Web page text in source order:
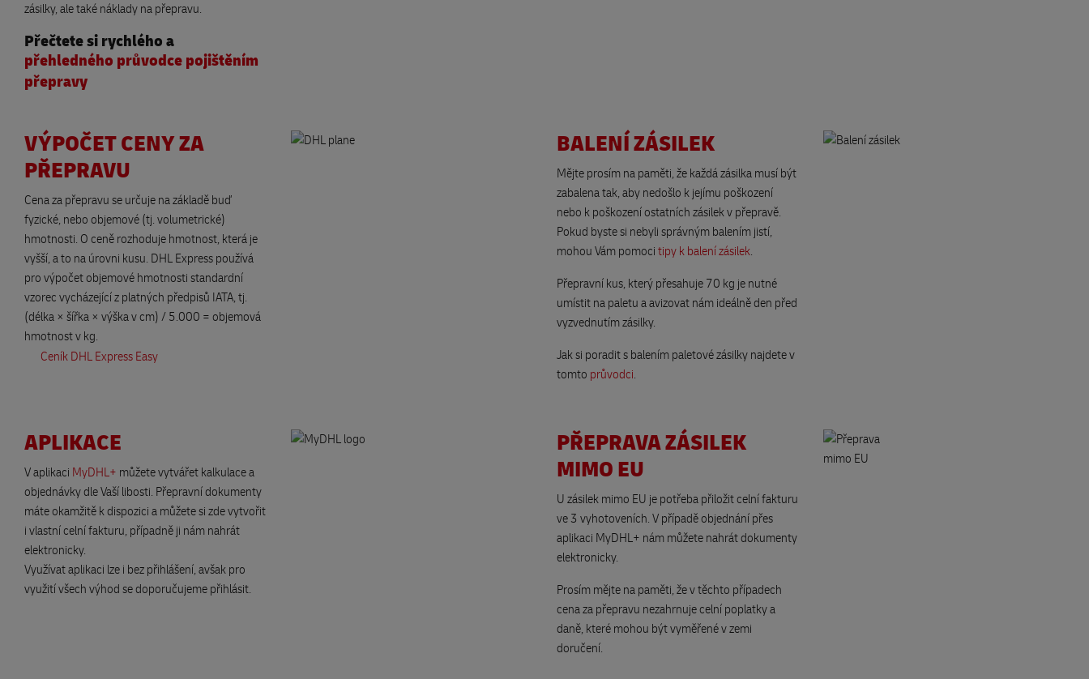
zásilky, ale také náklady na přepravu.
Přečtete si rychlého a
přehledného průvodce pojištěním
přepravy
VÝPOČET CENY ZA
PŘEPRAVU
Cena za přepravu se určuje na základě buď
fyzické, nebo objemové (tj. volumetrické)
hmotnosti. O ceně rozhoduje hmotnost, která je
vyšší, a to na úrovni kusu. DHL Express používá
pro výpočet objemové hmotnosti standardní
vzorec vycházející z platných předpisů IATA, tj.
(délka × šířka × výška v cm) / 5.000 = objemová
hmotnost v kg.
Ceník DHL Express Easy
BALENÍ ZÁSILEK
Mějte prosím na paměti, že každá zásilka musí být
zabalena tak, aby nedošlo k jejímu poškození
nebo k poškození ostatních zásilek v přepravě.
Pokud byste si nebyli správným balením jistí,
mohou Vám pomoci tipy k balení zásilek.
Přepravní kus, který přesahuje 70 kg je nutné
umístit na paletu a avizovat nám ideálně den před
vyzvednutím zásilky.
Jak si poradit s balením paletové zásilky najdete v
tomto průvodci.
APLIKACE
V aplikaci MyDHL+ můžete vytvářet kalkulace a
objednávky dle Vaší libosti. Přepravní dokumenty
máte okamžitě k dispozici a můžete si zde vytvořit
i vlastní celní fakturu, případně ji nám nahrát
elektronicky.
Využívat aplikaci lze i bez přihlášení, avšak pro
využití všech výhod se doporučujeme přihlásit.
PŘEPRAVA ZÁSILEK
MIMO EU
U zásilek mimo EU je potřeba přiložit celní fakturu
ve 3 vyhotoveních. V případě objednání přes
aplikaci MyDHL+ nám můžete nahrát dokumenty
elektronicky.
Prosím mějte na paměti, že v těchto případech
cena za přepravu nezahrnuje celní poplatky a
daně, které mohou být vyměřené v zemi
doručení.